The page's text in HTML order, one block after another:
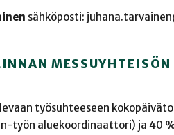
sähköposti:
MESSUYHTEISÖN
työsuhteeseen
työn aluekoordinaattori) ja 40